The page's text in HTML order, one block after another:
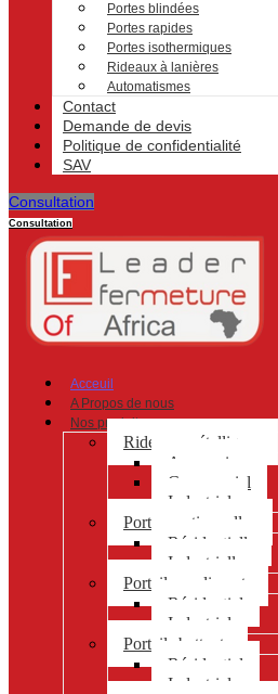
Portes blindées
Portes rapides
Portes isothermiques
Rideaux à lanières
Automatismes
Contact
Demande de devis
Politique de confidentialité
SAV
Consultation
Consultation
Acceuil
A Propos de nous
Nos produits
Rideaux métalliques
Accessoires
Commercial
Industriel
Portes sectionnelles
Résidentielle
Industrielle
Portails coulissants
Résidentiel
Industriel
Portails battants
Résidentiel
Industriel